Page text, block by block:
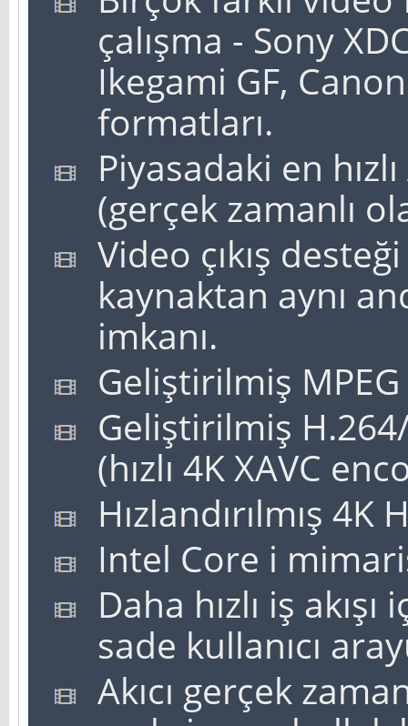
çalışma - Sony
Ikegami GF,
formatları.
Piyasadaki en
(gerçek zamanlı
Video çıkış
kaynaktan aynı
imkanı.
Geliştirilmiş
Geliştirilmiş
(hızlı 4K XAVC
Hızlandırılmış
Intel Core i
Daha hızlı iş
sade kullanıcı
Akıcı gerçek